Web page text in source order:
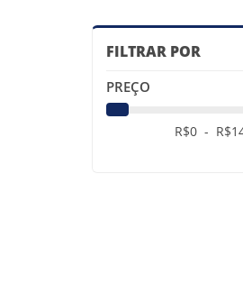
FILTRAR POR
PREÇO
R$0- R$